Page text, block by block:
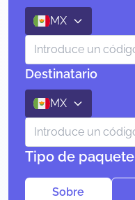
MX
Destinatario
MX
Tipo de paquete
Sobre